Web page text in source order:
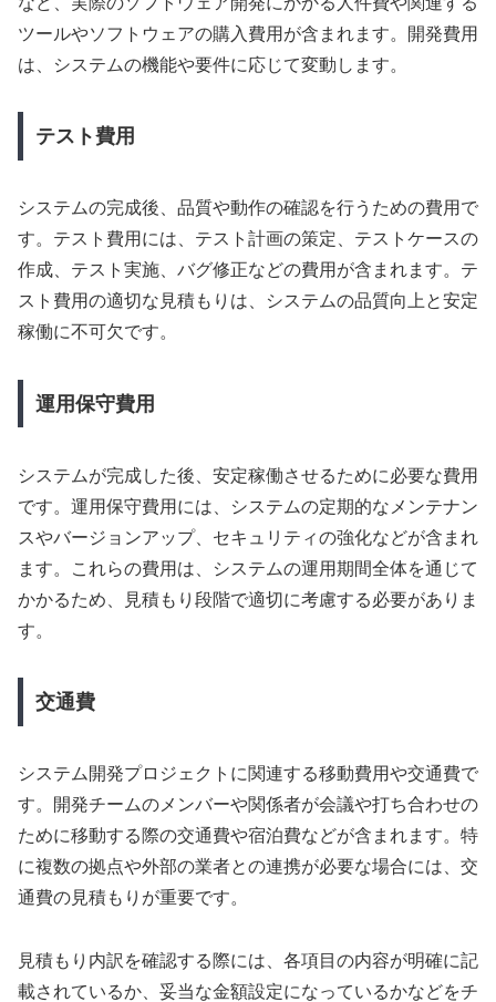
ツールやソフトウェアの購入費用が含まれます。開発費用
は、システムの機能や要件に応じて変動します。
テスト費用
システムの完成後、品質や動作の確認を行うための費用で
す。テスト費用には、テスト計画の策定、テストケースの
作成、テスト実施、バグ修正などの費用が含まれます。テ
スト費用の適切な見積もりは、システムの品質向上と安定
稼働に不可欠です。
運用保守費用
システムが完成した後、安定稼働させるために必要な費用
です。運用保守費用には、システムの定期的なメンテナン
スやバージョンアップ、セキュリティの強化などが含まれ
ます。これらの費用は、システムの運用期間全体を通じて
かかるため、見積もり段階で適切に考慮する必要がありま
す。
交通費
システム開発プロジェクトに関連する移動費用や交通費で
す。開発チームのメンバーや関係者が会議や打ち合わせの
ために移動する際の交通費や宿泊費などが含まれます。特
に複数の拠点や外部の業者との連携が必要な場合には、交
通費の見積もりが重要です。
見積もり内訳を確認する際には、各項目の内容が明確に記
載されているか、妥当な金額設定になっているかなどをチ